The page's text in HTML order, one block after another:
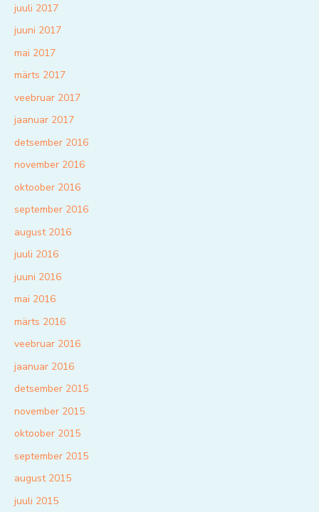
juuli 2017
juuni 2017
mai 2017
märts 2017
veebruar 2017
jaanuar 2017
detsember 2016
november 2016
oktoober 2016
september 2016
august 2016
juuli 2016
juuni 2016
mai 2016
märts 2016
veebruar 2016
jaanuar 2016
detsember 2015
november 2015
oktoober 2015
september 2015
august 2015
juuli 2015